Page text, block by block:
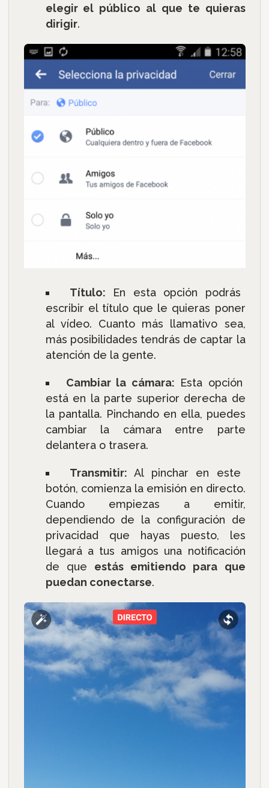
elegir el público al que te quieras
dirigir.
Título: En esta opción podrás
escribir el título que le quieras poner
al vídeo. Cuanto más llamativo sea,
más posibilidades tendrás de captar la
atención de la gente.
Cambiar la cámara: Esta opción
está en la parte superior derecha de
la pantalla. Pinchando en ella, puedes
cambiar la cámara entre parte
delantera o trasera.
Transmitir: Al pinchar en este
botón, comienza la emisión en directo.
Cuando empiezas a emitir,
dependiendo de la configuración de
privacidad que hayas puesto, les
llegará a tus amigos una notificación
de que estás emitiendo para que
puedan conectarse.